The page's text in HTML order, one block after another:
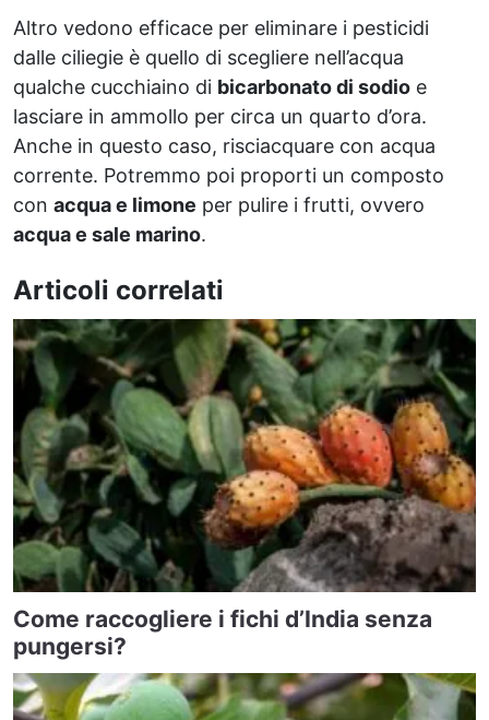
Altro vedono efficace per eliminare i pesticidi
dalle ciliegie è quello di scegliere nell’acqua
qualche cucchiaino di bicarbonato di sodio e
lasciare in ammollo per circa un quarto d’ora.
Anche in questo caso, risciacquare con acqua
corrente. Potremmo poi proporti un composto
con acqua e limone per pulire i frutti, ovvero
acqua e sale marino.
Articoli correlati
Come raccogliere i fichi d’India senza
pungersi?